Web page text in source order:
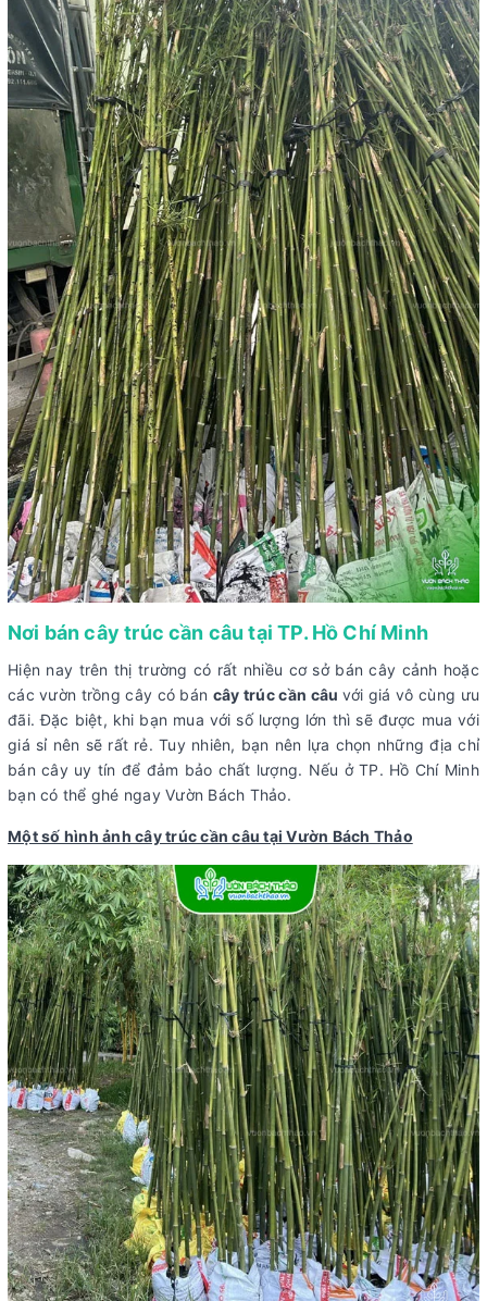
Nơi bán cây trúc cần câu tại TP. Hồ Chí Minh
Hiện nay trên thị trường có rất nhiều cơ sở bán cây cảnh hoặc
các vườn trồng cây có bán cây trúc cần câu với giá vô cùng ưu
đãi. Đặc biệt, khi bạn mua với số lượng lớn thì sẽ được mua với
giá sỉ nên sẽ rất rẻ. Tuy nhiên, bạn nên lựa chọn những địa chỉ
bán cây uy tín để đảm bảo chất lượng. Nếu ở TP. Hồ Chí Minh
bạn có thể ghé ngay Vườn Bách Thảo.
Một số hình ảnh cây trúc cần câu tại Vườn Bách Thảo